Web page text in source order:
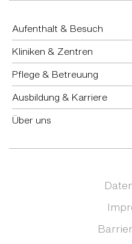
Aufenthalt & Besuch
Kliniken & Zentren
Pflege & Betreuung
Ausbildung & Karriere
Über uns